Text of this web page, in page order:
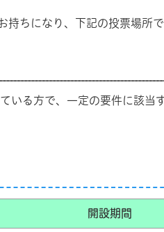
ちになり、下記の投票場所で
る方で、一定の要件に該当
開設期間